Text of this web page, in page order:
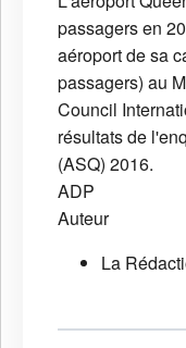
passagers en
aéroport de sa
passagers) au
Council
résultats de
(ASQ) 2016.
ADP
Auteur
La